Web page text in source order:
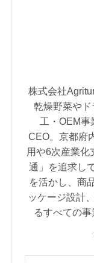
株式会社
乾燥野菜や
工・OEM事
CEO。京都府
用や6次産業化
通」を追求し
を活かし、商
ッケージ設計
るすべての事